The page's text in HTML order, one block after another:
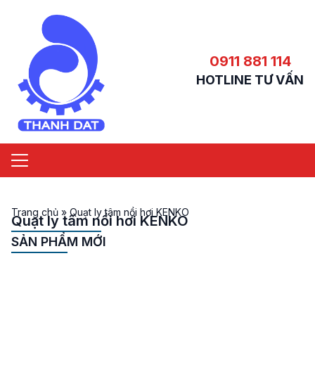
0911 881 114
HOTLINE TƯ VẤN
Trang chủ » Quạt ly tâm nồi hơi KENKO
Quạt ly tâm nồi hơi KENKO
SẢN PHẨM MỚI